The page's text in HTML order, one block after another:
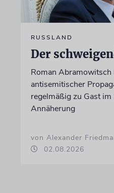
RUSSLAND
Der
Roman
antisemitischer
regelmäßig zu Gast im
Annäherung
von Alexander
02.08.2026